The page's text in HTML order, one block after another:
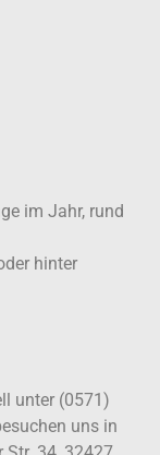
im Jahr, rund
hinter
unter (0571)
uns in